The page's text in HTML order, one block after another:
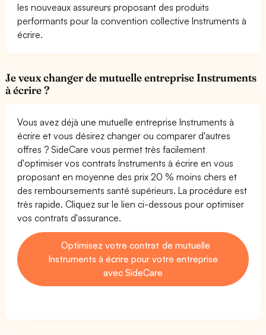
les nouveaux assureurs proposant des produits
performants pour la convention collective Instruments à
écrire.
Je veux changer de mutuelle entreprise Instruments
à écrire ?
Vous avez déjà une mutuelle entreprise Instruments à
écrire et vous désirez changer ou comparer d'autres
offres ? SideCare vous permet très facilement
d'optimiser vos contrats Instruments à écrire en vous
proposant en moyenne des prix 20 % moins chers et
des remboursements santé supérieurs. La procédure est
très rapide. Cliquez sur le lien ci-dessous pour optimiser
vos contrats d'assurance.
Optimisez votre contrat de mutuelle
Instruments à écrire pour votre entreprise
avec SideCare